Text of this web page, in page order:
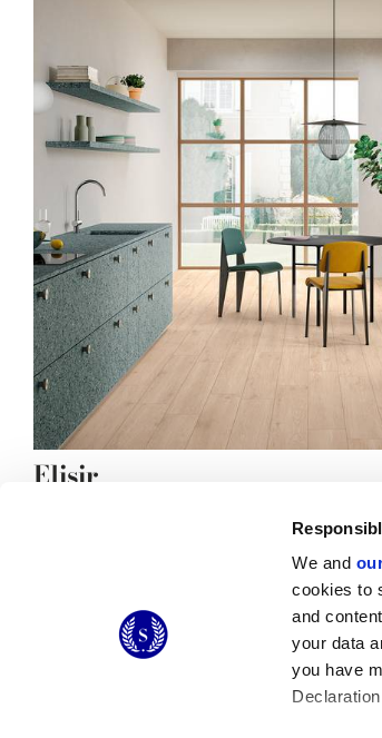
We and
cookies to
and
your data
you have
Elisir
© 2026 CERAMICHE MARCA CORONA
Ceramiche Marca Corona
S.p.a. - P.IVA:
Via Emilia Romagna 7, 41049 Sassuolo